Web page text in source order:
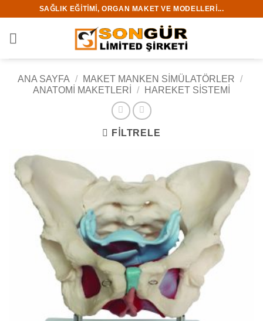
SAĞLIK EĞITIMI, ORGAN MAKET VE MODELLERI...
ANA SAYFA / MAKET MANKEN SİMÜLATÖRLER /
ANATOMİ MAKETLERİ
/ HAREKET SISTEMI
FILTRELE